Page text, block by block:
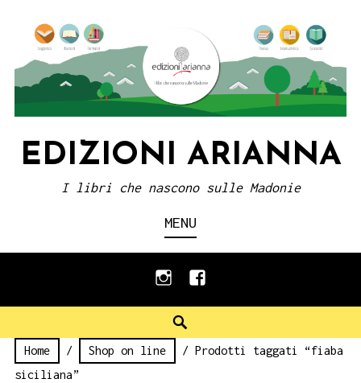
content
EDIZIONI ARIANNA
I libri che nascono sulle Madonie
MENU
instagramfacebook
Home / Shop on line
/ Prodotti taggati “fiaba
siciliana”